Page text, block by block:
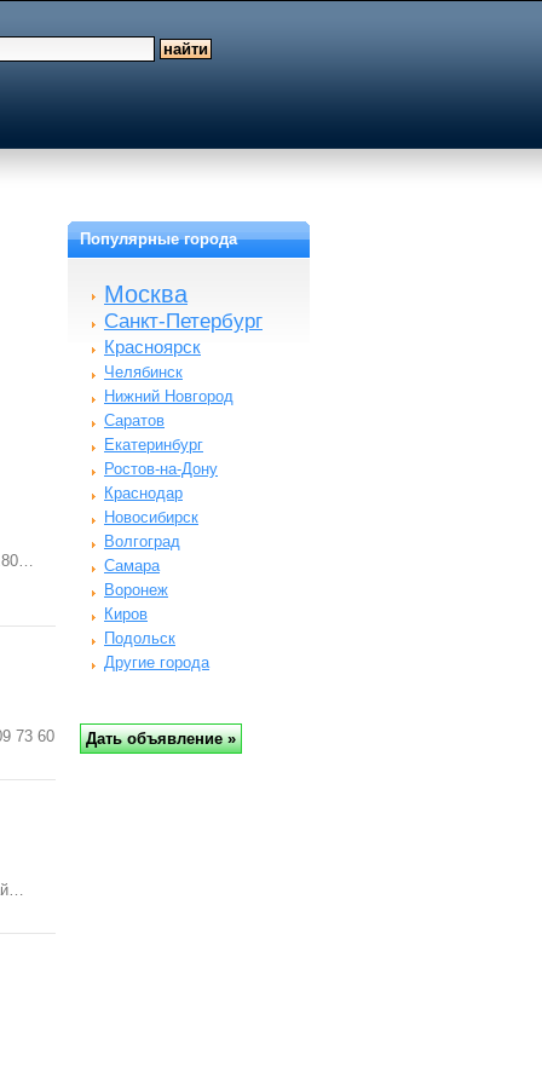
73 60
Популярные города
Москва
Санкт-Петербург
Красноярск
Челябинск
Нижний Новгород
Саратов
Екатеринбург
Ростов-на-Дону
Краснодар
Новосибирск
Волгоград
Самара
Воронеж
Киров
Подольск
Другие города